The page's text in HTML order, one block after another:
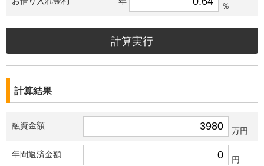
％
計算結果
融資金額
万円
年間返済金額
円